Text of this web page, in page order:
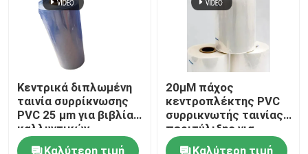
Κεντρικά διπλωμένη
ταινία συρρίκνωσης
PVC 25 μm για βιβλία
καλλυντικών
Καλύτερη τιμή
20μM πάχος
κεντροπλέκτης PVC
συρρικνωτής ταινίας
περιτύλιξης για
καλάθια δώρων
Καλύτερη τιμή